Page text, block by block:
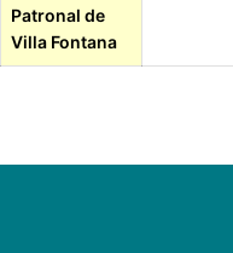
Patronal de
Villa Fontana